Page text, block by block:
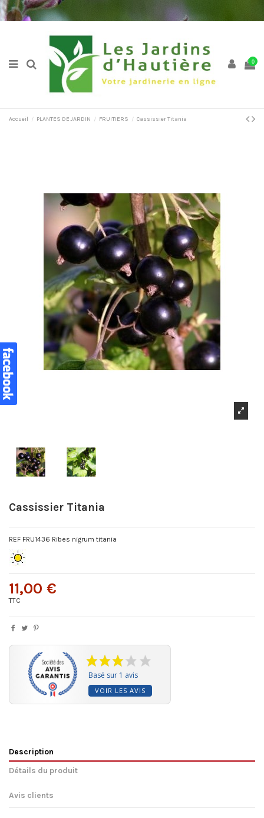
0
Accueil PLANTES DE JARDIN FRUITIERS Cassissier Titania
Cassissier Titania
REF FRU1436 Ribes nigrum titania
11,00 €
TTC
Basé sur 1 avis
VOIR LES AVIS
Description
Détails du produit
Avis clients